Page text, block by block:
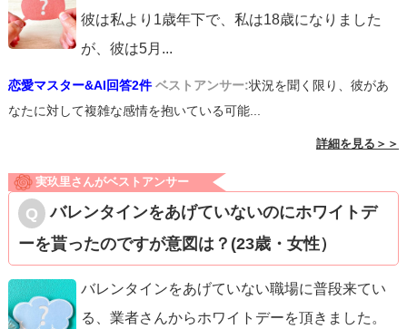
彼は私より1歳年下で、私は18歳になりました
が、彼は5月 ...
恋愛マスター&AI回答2件 ベストアンサー:状況を聞く限り、彼があ
なたに対して複雑な感情を抱いている可能...
詳細を見る＞＞
実玖里さんがベストアンサー
バレンタインをあげていないのにホワイトデ
ーを貰ったのですが意図は？(23歳・女性）
バレンタインをあげていない職場に普段来てい
る、業者さんからホワイトデーを頂きました。